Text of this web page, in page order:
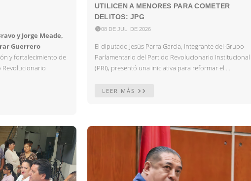
y Jorge Meade,
Guerrero
y fortalecimiento de
Revolucionario
UTILICEN A MENORES PARA COMETER
DELITOS: JPG
08 DE JUL. DE 2026
El diputado Jesús Parra García, integrante del Grupo
Parlamentario del Partido Revolucionario Institucional
(PRI), presentó una iniciativa para reformar el ...
LEER MÁS